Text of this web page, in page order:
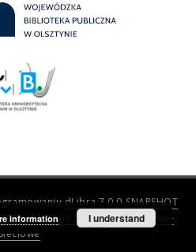
dLibra 7.0.0-SNAPSHOT
Centrum Superkomputerowo-
Sieciowe
information I understand